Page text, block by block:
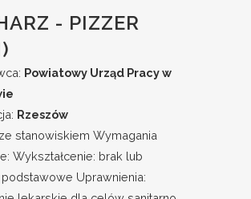
- PIZZER
Powiatowy Urząd Pracy w
Rzeszów
stanowiskiem Wymagania
Wykształcenie: brak lub
podstawowe Uprawnienia: